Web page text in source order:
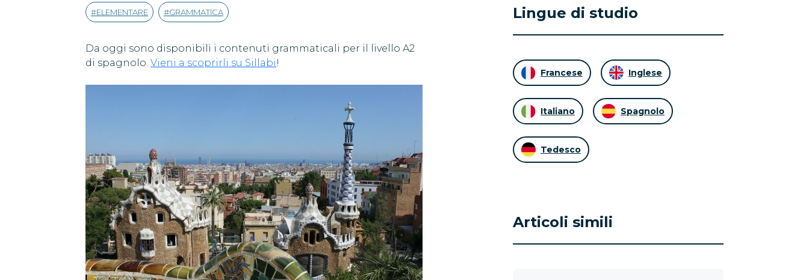
ELEMENTARE GRAMMATICA
Da oggi sono disponibili i contenuti grammaticali per il livello A2
di spagnolo. Vieni a scoprirli su Sillabi!
Lingue di studio
Francese Inglese
Italiano Spagnolo
Tedesco
Articoli simili